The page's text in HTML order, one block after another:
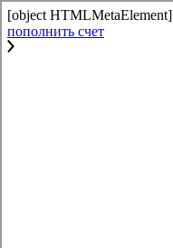
[object HTMLMetaElement]
пополнить счет